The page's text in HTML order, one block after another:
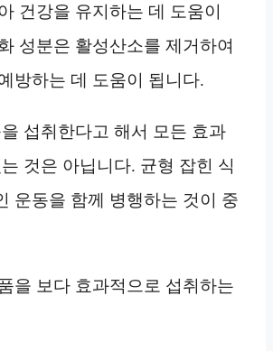
건강을 유지하는 데 도움이
성분은 활성산소를 제거하여
방하는 데 도움이 됩니다.
섭취한다고 해서 모든 효과
것은 아닙니다. 균형 잡힌 식
운동을 함께 병행하는 것이 중
을 보다 효과적으로 섭취하는